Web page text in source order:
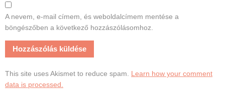
A nevem, e-mail címem, és weboldalcímem mentése a
böngészőben a következő hozzászólásomhoz.
This site uses Akismet to reduce spam. Learn how your comment
data is processed.